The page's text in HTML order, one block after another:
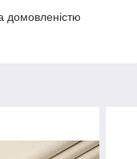
домовленістю